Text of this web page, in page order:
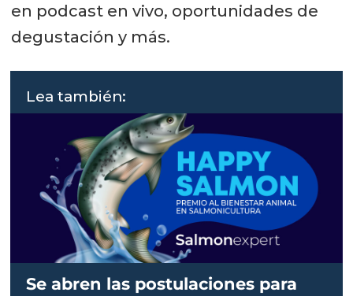
en podcast en vivo, oportunidades de
degustación y más.
Lea también:
Se abren las postulaciones para